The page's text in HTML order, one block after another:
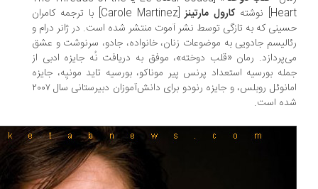
کارول مارتینز
[Carole Martinez] با ترجمه کامران
که به تازگی توسط نشر آموت منتشر شده است. در ژانر درام و
جادویی به موضوعات زنان، خانواده، جادو، سرنوشت و عشق
رمان «قلب دوخته‌»، موفق به دریافت نُه جایزه‌ ادبی از
بورسیه‌ استعداد پرنس پیر موناکو، بورسیه‌ تاید مونیِه، جایزه‌
امانوئل روبلس، و جایزه رنودو برای دانش‌آموزان دبیرستانی سال ۲۰۰۷
است.